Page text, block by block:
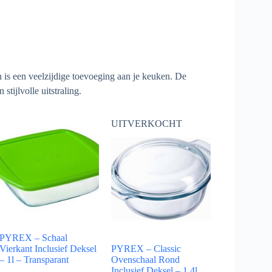
een veelzijdige toevoeging aan je keuken. De
stijlvolle uitstraling.
PYREX – Schaal
Vierkant Inclusief Deksel
– 1l – Transparant
UITVERKOCHT
PYREX – Classic
Ovenschaal Rond